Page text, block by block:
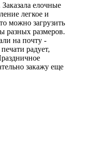
елочные
легкое и
можно загрузить
разных размеров.
на почту -
радует,
закажу еще